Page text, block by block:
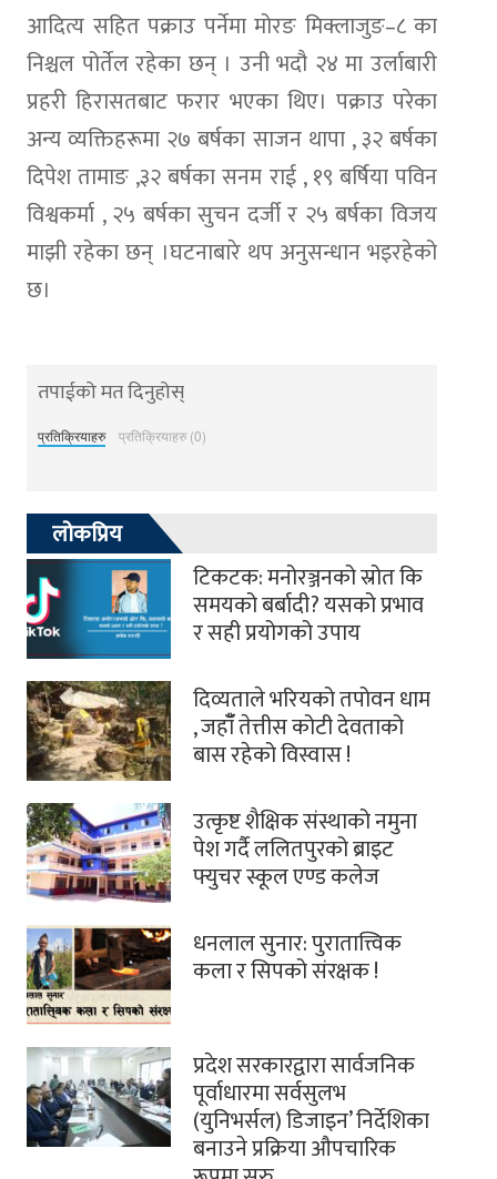
आदित्य सहित पक्राउ पर्नेमा मोरङ मिक्लाजुङ–८ का
निश्चल पोर्तेल रहेका छन् । उनी भदौ २४ मा उर्लाबारी
प्रहरी हिरासतबाट फरार भएका थिए। पक्राउ परेका
अन्य व्यक्तिहरूमा २७ बर्षका साजन थापा , ३२ बर्षका
दिपेश तामाङ ,३२ बर्षका सनम राई , १९ बर्षिया पविन
विश्वकर्मा , २५ बर्षका सुचन दर्जी र २५ बर्षका विजय
माझी रहेका छन् ।घटनाबारे थप अनुसन्धान भइरहेको
छ।
तपाईको मत दिनुहोस्
प्रतिक्रियाहरु प्रतिक्रियाहरु (0)
लोकप्रिय
टिकटक: मनोरञ्जनको स्रोत कि
समयको बर्बादी? यसको प्रभाव
र सही प्रयोगको उपाय
दिव्यताले भरियको तपोवन धाम
, जहाँँ तेत्तीस कोटी देवताको
बास रहेको विस्वास !
उत्कृष्ट शैक्षिक संस्थाको नमुना
पेश गर्दै ललितपुरको ब्राइट
फ्युचर स्कूल एण्ड कलेज
धनलाल सुनार: पुरातात्त्विक
कला र सिपको संरक्षक !
प्रदेश सरकारद्वारा सार्वजनिक
पूर्वाधारमा सर्वसुलभ
(युनिभर्सल) डिजाइन’ निर्देशिका
बनाउने प्रक्रिया औपचारिक